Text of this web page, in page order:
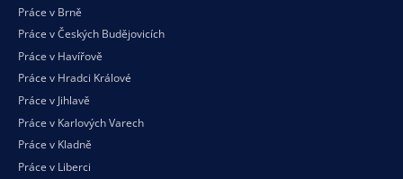
Práce v Brně
Práce v Českých Budějovicích
Práce v Havířově
Práce v Hradci Králové
Práce v Jihlavě
Práce v Karlových Varech
Práce v Kladně
Práce v Liberci